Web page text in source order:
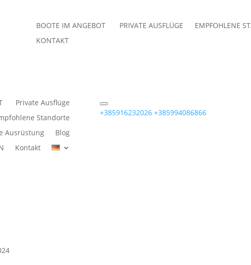
BOOTE IM ANGEBOT PRIVATE AUSFLÜGE EMPFOHLENE
KONTAKT
Private Ausflüge
Standorte
Ausrüstung
Blog
Kontakt
+385916232026 +385994086866